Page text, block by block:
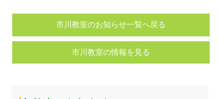
市川教室のお知らせ一覧へ戻る
市川教室の情報を見る